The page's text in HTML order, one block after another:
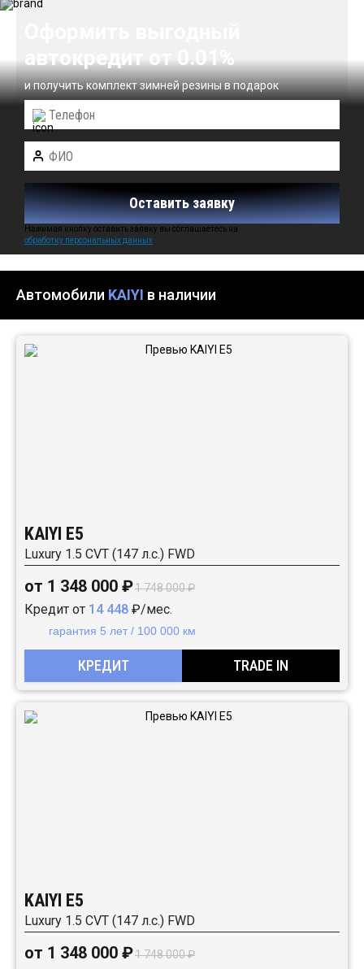
автокредит от 0.01%
и получить комплект зимней резины в подарок
Оставить заявку
Нажимая кнопку оставить заявку вы соглашаетесь на
обработку персональных данных
Автомобили KAIYI в наличии
KAIYI E5
Luxury 1.5 CVT (147 л.с.) FWD
от 1 348 000 ₽1 748 000 ₽
Кредит от 14 448 ₽/мес.
гарантия 5 лет / 100 000 км
КРЕДИТ TRADE IN
KAIYI E5
Luxury 1.5 CVT (147 л.с.) FWD
от 1 348 000 ₽1 748 000 ₽